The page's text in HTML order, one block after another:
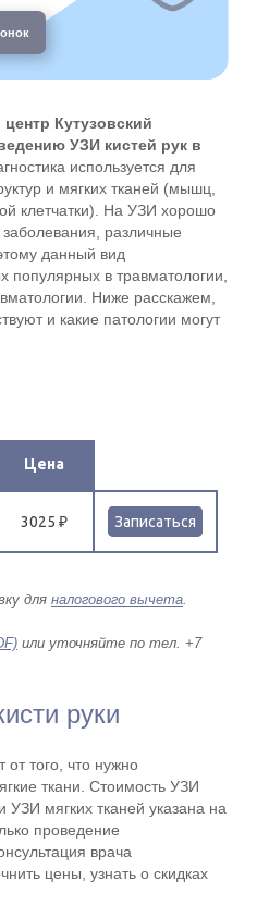
Кутузовский
УЗИ кистей рук в
используется для
и мягких тканей (мышц,
клетчатки). На УЗИ хорошо
различные
данный вид
популярных в травматологии,
Ниже расскажем,
и какие патологии могут
Цена
3025 ₽ Записаться
дляналогового вычета.
или уточняйте по тел. +7
руки
от того, что нужно
ткани. Стоимость УЗИ
УЗИ мягких тканей указана на
проведение
врача
цены, узнать о скидках